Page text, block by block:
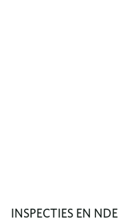
INSPECTIES EN NDE